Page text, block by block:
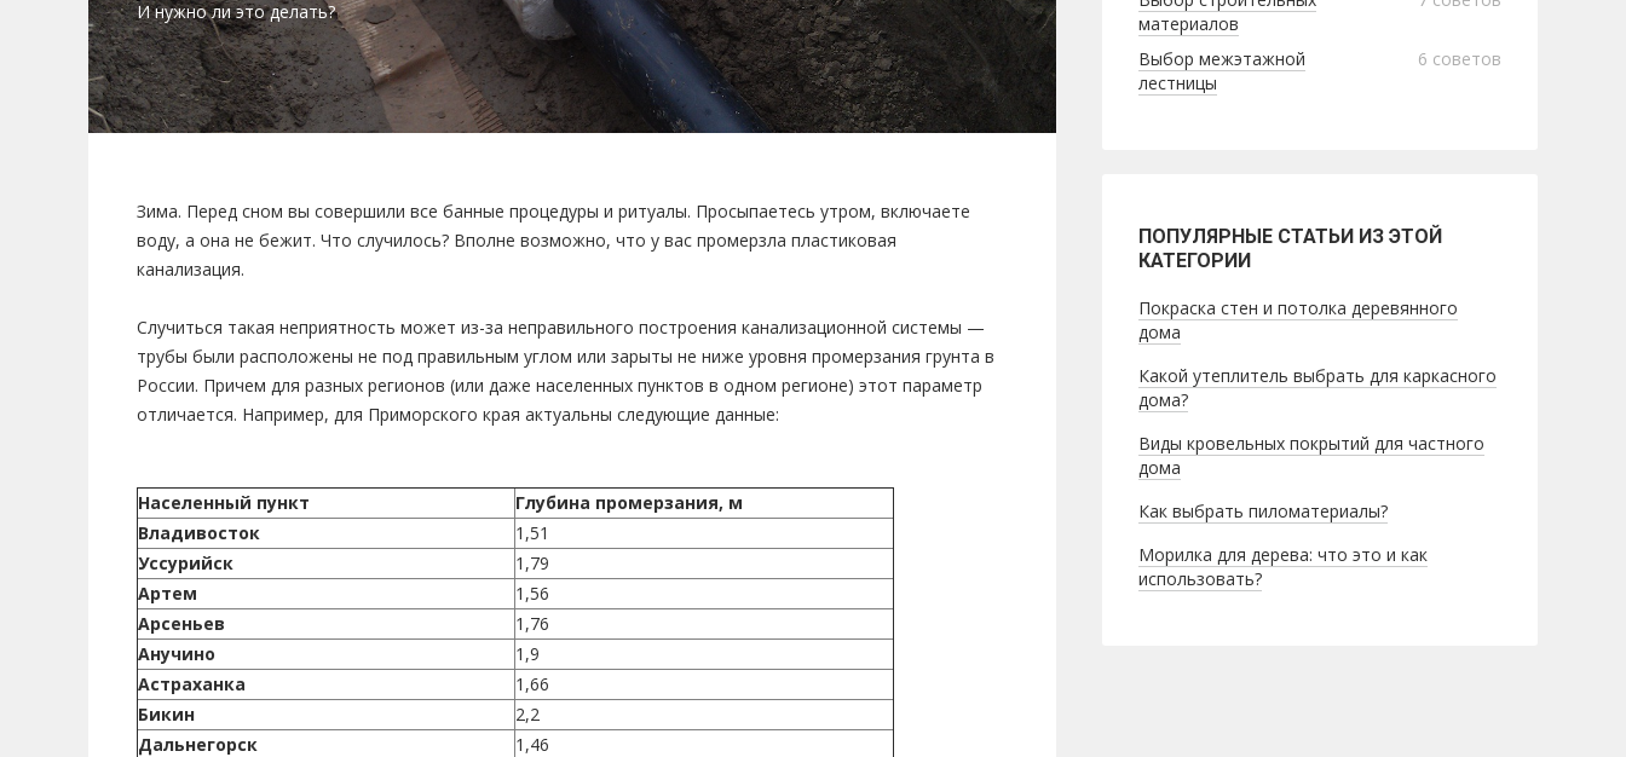
И нужно ли это делать?
Зима. Перед сном вы совершили все банные процедуры и ритуалы. Просыпаетесь утром, включаете
воду, а она не бежит. Что случилось? Вполне возможно, что у вас промерзла пластиковая
канализация.
Случиться такая неприятность может из-за неправильного построения канализационной системы —
трубы были расположены не под правильным углом или зарыты не ниже уровня промерзания грунта в
России. Причем для разных регионов (или даже населенных пунктов в одном регионе) этот параметр
отличается. Например, для Приморского края актуальны следующие данные:
Населенный пункт
Глубина промерзания, м
Владивосток
1,51
Уссурийск
1,79
Артем
1,56
Арсеньев
1,76
Анучино
1,9
Астраханка
1,66
Бикин
2,2
Дальнегорск
1,46
материалов
Выбор межэтажной
лестницы
6 советов
ПОПУЛЯРНЫЕ СТАТЬИ ИЗ ЭТОЙ
КАТЕГОРИИ
Покраска стен и потолка деревянного
дома
Какой утеплитель выбрать для каркасного
дома?
Виды кровельных покрытий для частного
дома
Как выбрать пиломатериалы?
Морилка для дерева: что это и как
использовать?